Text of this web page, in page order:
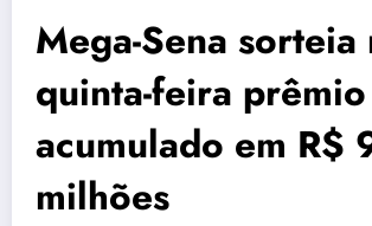
Mega-Sena sorteia
quinta-feira prêmio
acumulado em R$
milhões